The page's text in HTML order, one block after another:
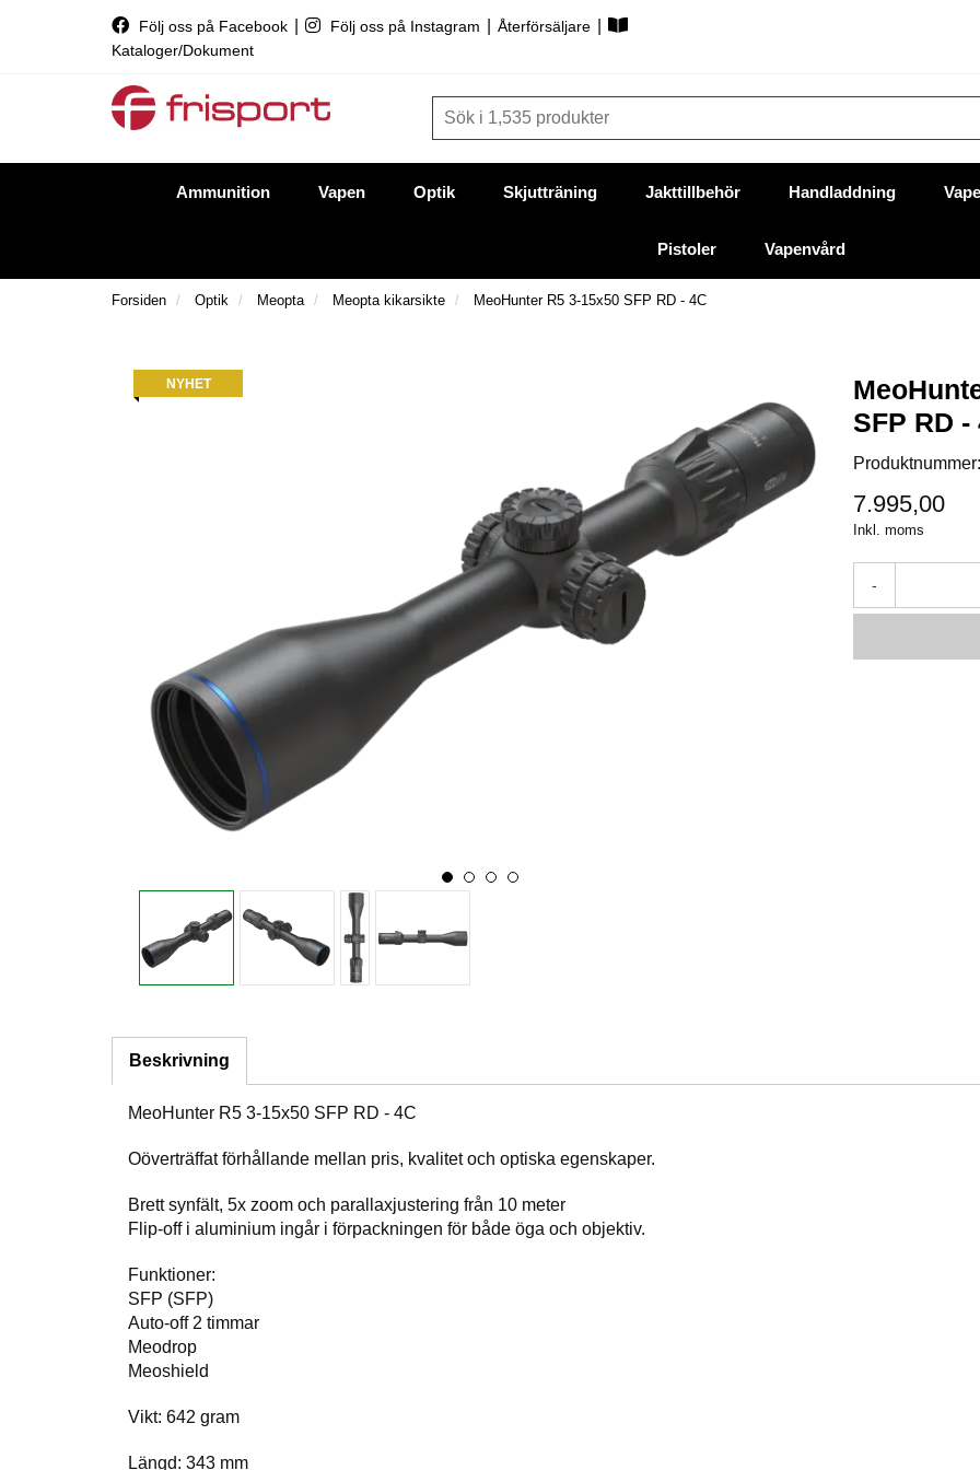
Följ oss på Facebook Följ oss på Instagram Återförsäljare
Kataloger/Dokument
Ammunition Vapen Optik Skjutträning Jakttillbehör Handladdning
Pistoler Vapenvård
Forsiden Optik Meopta Meopta kikarsikte MeoHunter R5 3-15x50 SFP RD - 4C
NYHET
SFP RD -
Produktnummer:
7.995,00
Inkl. moms
-
Beskrivning
MeoHunter R5 3-15x50 SFP RD - 4C
Oöverträffat förhållande mellan pris, kvalitet och optiska egenskaper.
Brett synfält, 5x zoom och parallaxjustering från 10 meter
Flip-off i aluminium ingår i förpackningen för både öga och objektiv.
Funktioner:
SFP (SFP)
Auto-off 2 timmar
Meodrop
Meoshield
Vikt: 642 gram
Längd: 343 mm